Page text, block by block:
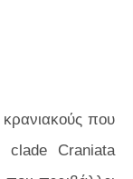
που
clade Craniata